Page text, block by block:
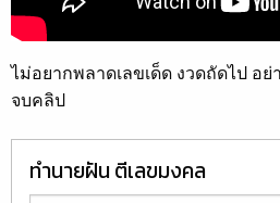
ไม่อยากพลาดเลขเด็ด งวดถัดไป อ
จบคลิป
ทำนายฝัน ตีเลขมงคล